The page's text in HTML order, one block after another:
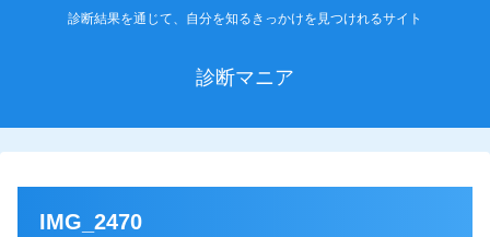
診断結果を通じて、自分を知るきっかけを見つけれるサイト
診断マニア
IMG_2470